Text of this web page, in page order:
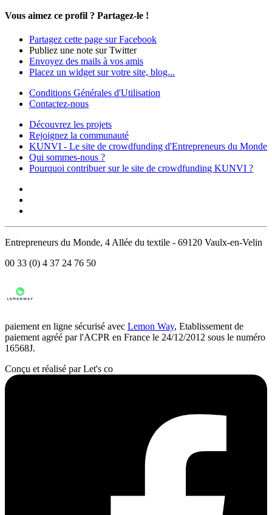
Vous aimez ce profil ? Partagez-le !
Partagez cette page sur Facebook
Publiez une note sur Twitter
Envoyez des mails à vos amis
Placez un widget sur votre site, blog...
Conditions Générales d'Utilisation
Contactez-nous
Découvrez les projets
Rejoignez la communauté
KUNVI - Le site de crowdfunding d'Entrepreneurs du Monde
Qui sommes-nous ?
Pourquoi contribuer sur le site de crowdfunding KUNVI ?
Entrepreneurs du Monde, 4 Allée du textile - 69120 Vaulx-en-Velin
00 33 (0) 4 37 24 76 50
paiement en ligne sécurisé avec Lemon Way, Etablissement de
paiement agréé par l'ACPR en France le 24/12/2012 sous le numéro
16568J.
Conçu et réalisé par Let's co